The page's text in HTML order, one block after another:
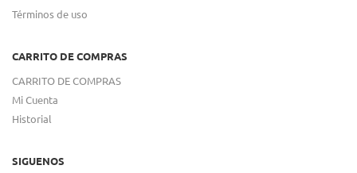
Términos de uso
CARRITO DE COMPRAS
CARRITO DE COMPRAS
Mi Cuenta
Historial
SIGUENOS